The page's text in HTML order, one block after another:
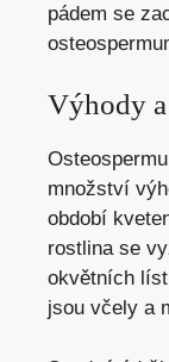
pádem se
Výhody
množství
období
rostlina se
okvětních
jsou včely a